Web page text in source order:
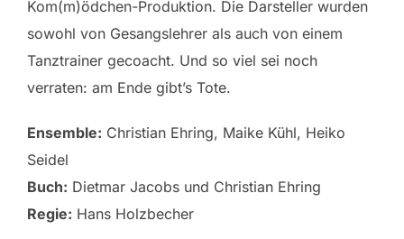
Kom(m)ödchen-Produktion. Die Darsteller wurden
sowohl von Gesangslehrer als auch von einem
Tanztrainer gecoacht. Und so viel sei noch
verraten: am Ende gibt’s Tote.
Ensemble: Christian Ehring, Maike Kühl, Heiko
Seidel
Buch: Dietmar Jacobs und Christian Ehring
Regie: Hans Holzbecher